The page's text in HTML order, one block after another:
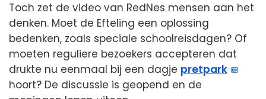
Toch zet de video van RedNes mensen aan het
denken. Moet de Efteling een oplossing
bedenken, zoals speciale schoolreisdagen? Of
moeten reguliere bezoekers accepteren dat
drukte nu eenmaal bij een dagje pretpark
hoort? De discussie is geopend en de